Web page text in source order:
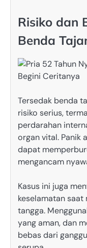
Risiko dan
Benda
Tersedak benda
risiko serius,
perdarahan
organ vital. Panik
dapat
mengancam
Kasus ini juga
keselamatan
tangga.
yang aman, dan
bebas dari